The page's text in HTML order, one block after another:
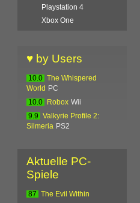
Playstation 4
Xbox One
♥ by Users
10.0
The Whispered
World
PC
10.0
Robox Wii
9.9
Valkyrie Profile 2:
Silmeria PS2
Aktuelle PC-
Spiele
87
The Evil Within